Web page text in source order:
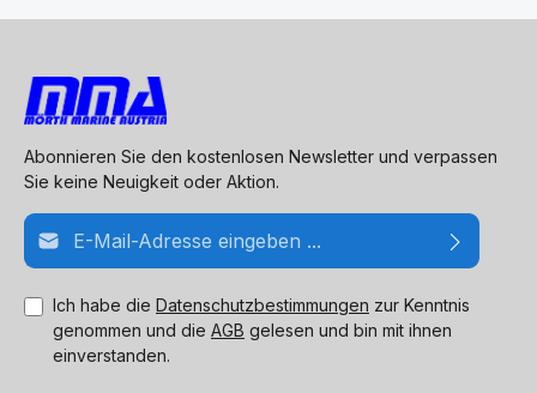
Abonnieren Sie den kostenlosen Newsletter und verpassen
Sie keine Neuigkeit oder Aktion.
E-Mail-Adresse*
Ich habe die Datenschutzbestimmungen zur Kenntnis
genommen und die AGB gelesen und bin mit ihnen
einverstanden.